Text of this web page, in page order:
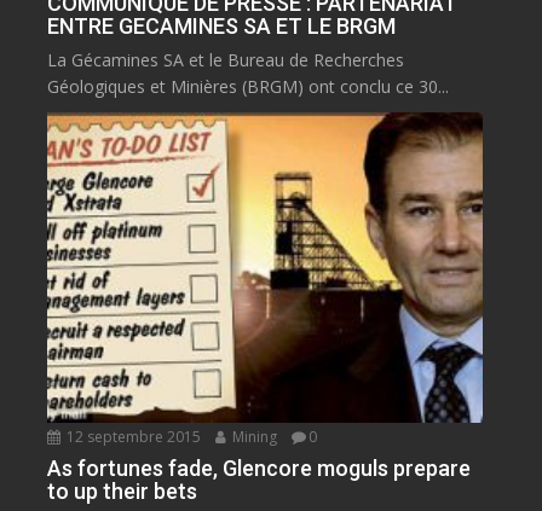
ENTRE GECAMINES SA ET LE BRGM
La Gécamines SA et le Bureau de Recherches
Géologiques et Minières (BRGM) ont conclu ce 30...
12 septembre 2015 Mining 0
As fortunes fade, Glencore moguls prepare
to up their bets